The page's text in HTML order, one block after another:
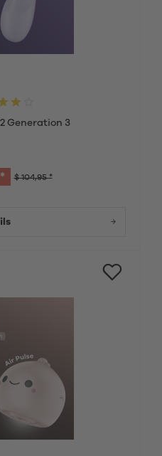
Generation 3
$ 104,95 *